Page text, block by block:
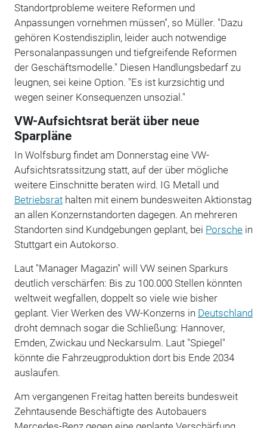
Standortprobleme weitere Reformen und
Anpassungen vornehmen müssen", so Müller. "Dazu
gehören Kostendisziplin, leider auch notwendige
Personalanpassungen und tiefgreifende Reformen
der Geschäftsmodelle." Diesen Handlungsbedarf zu
leugnen, sei keine Option. "Es ist kurzsichtig und
wegen seiner Konsequenzen unsozial."
VW-Aufsichtsrat berät über neue
Sparpläne
In Wolfsburg findet am Donnerstag eine VW-
Aufsichtsratssitzung statt, auf der über mögliche
weitere Einschnitte beraten wird. IG Metall und
Betriebsrathalten mit einem bundesweiten Aktionstag
an allen Konzernstandorten dagegen. An mehreren
Standorten sind Kundgebungen geplant, bei Porschein
Stuttgart ein Autokorso.
Laut "Manager Magazin" will VW seinen Sparkurs
deutlich verschärfen: Bis zu 100.000 Stellen könnten
weltweit wegfallen, doppelt so viele wie bisher
geplant. Vier Werken des VW-Konzerns in Deutschland
droht demnach sogar die Schließung: Hannover,
Emden, Zwickau und Neckarsulm. Laut "Spiegel"
könnte die Fahrzeugproduktion dort bis Ende 2034
auslaufen.
Am vergangenen Freitag hatten bereits bundesweit
Zehntausende Beschäftigte des Autobauers